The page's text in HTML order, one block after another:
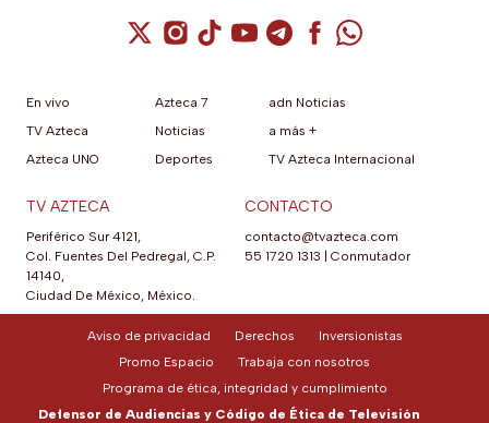
Cuenta de X / Twitter (se abre en una
Cuenta de Instagram (se abre en una
Cuenta de TikTok (se abre en
Cuenta de YouTube (se abre
Cuenta de Telegram (se
Cuenta de
Cuenta de
En vivo
TV Azteca
Azteca UNO
Azteca 7
Noticias
Deportes
adn Noticias
a más +
TV Azteca Internacional
TV AZTECA
Periférico Sur 4121,
Col. Fuentes Del Pedregal, C.P.
14140,
Ciudad De México, México.
CONTACTO
contacto@tvazteca.com
55 1720 1313
Conmutador
Aviso de privacidad Derechos
Inversionistas
Promo Espacio
Trabaja con nosotros
Programa de ética, integridad y cumplimiento
Defensor de Audiencias y Código de Ética de Televisión